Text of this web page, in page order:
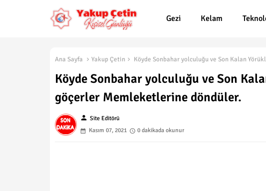
Gezi Kelam
Ana Sayfa Yakup Çetin Köyde Sonbahar yolculuğu ve Son Kalan
Köyde Sonbahar yolculuğu ve Son
göçerler Memleketlerine döndüler.
person Site Editörü
Kasım 07, 2021
0 dakikada okunur